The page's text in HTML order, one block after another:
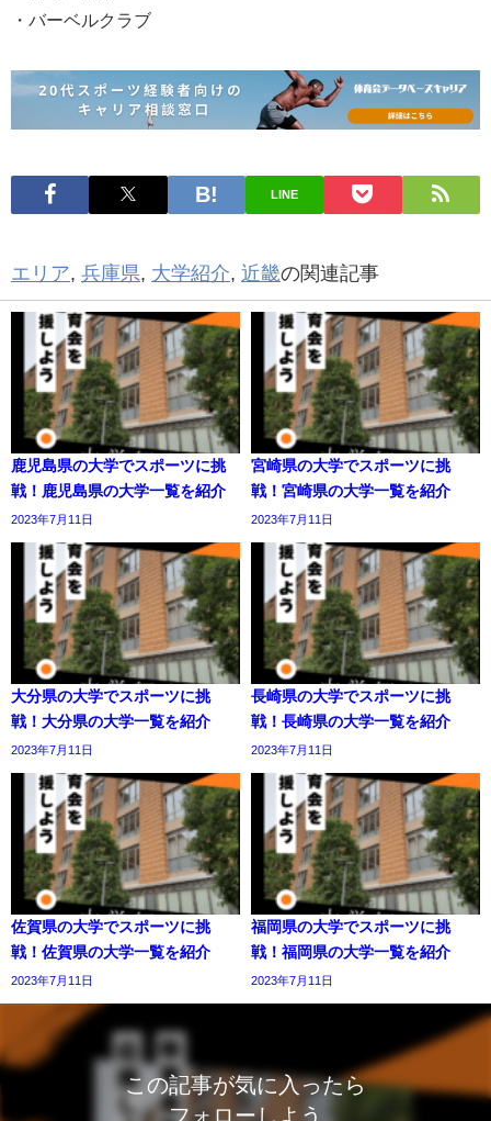
・バーベルクラブ
LINE
エリア 兵庫県 大学紹介 近畿の関連記事
鹿児島県の大学でスポーツに挑
戦！鹿児島県の大学一覧を紹介
2023年7月11日
宮崎県の大学でスポーツに挑
戦！宮崎県の大学一覧を紹介
2023年7月11日
大分県の大学でスポーツに挑
戦！大分県の大学一覧を紹介
2023年7月11日
長崎県の大学でスポーツに挑
戦！長崎県の大学一覧を紹介
2023年7月11日
佐賀県の大学でスポーツに挑
戦！佐賀県の大学一覧を紹介
2023年7月11日
福岡県の大学でスポーツに挑
戦！福岡県の大学一覧を紹介
2023年7月11日
この記事が気に入ったら
フォローしよう